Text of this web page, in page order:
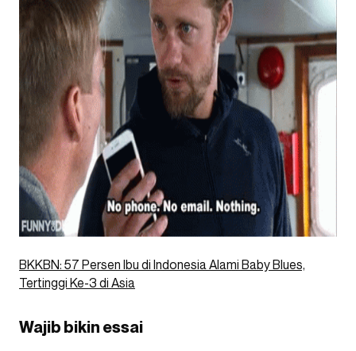
BKKBN: 57 Persen Ibu di Indonesia Alami Baby Blues,
Tertinggi Ke-3 di Asia
Wajib bikin essai